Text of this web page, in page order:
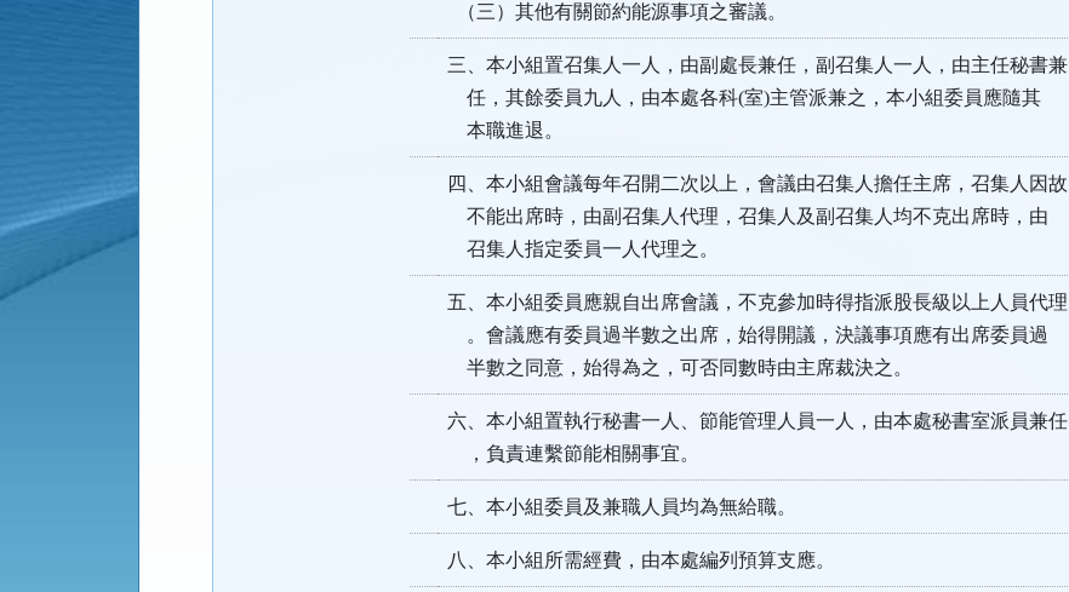
（三）其他有關節約能源事項之審議。
三、本小組置召集人一人，由副處長兼任，副召集人一人，由主任秘書兼
任，其餘委員九人，由本處各科(室)主管派兼之，本小組委員應隨其
本職進退。
四、本小組會議每年召開二次以上，會議由召集人擔任主席，召集人因故
不能出席時，由副召集人代理，召集人及副召集人均不克出席時，由
召集人指定委員一人代理之。
五、本小組委員應親自出席會議，不克參加時得指派股長級以上人員代理
。會議應有委員過半數之出席，始得開議，決議事項應有出席委員過
半數之同意，始得為之，可否同數時由主席裁決之。
六、本小組置執行秘書一人、節能管理人員一人，由本處秘書室派員兼任
，負責連繫節能相關事宜。
七、本小組委員及兼職人員均為無給職。
八、本小組所需經費，由本處編列預算支應。